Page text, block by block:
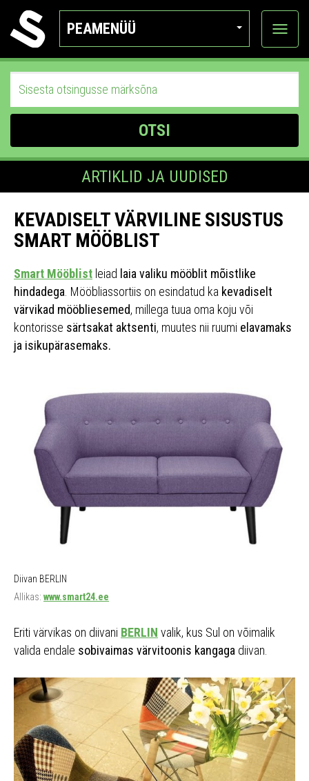
PEAMENÜÜ
Ava
OTSI
ARTIKLID JA UUDISED
KEVADISELT VÄRVILINE SISUSTUS
SMART MÖÖBLIST
Smart Mööblist leiad laia valiku mööblit mõistlike
hindadega . Mööbliassortiis on esindatud ka kevadiselt
värvikad mööbliesemed, millega tuua oma koju või
kontorisse särtsakat aktsenti, muutes nii ruumi elavamaks
ja isikupärasemaks.
Diivan BERLIN
Allikas: www.smart24.ee
Eriti värvikas on diivani BERLIN valik, kus Sul on võimalik
valida endale sobivaimas värvitoonis kangaga diivan.